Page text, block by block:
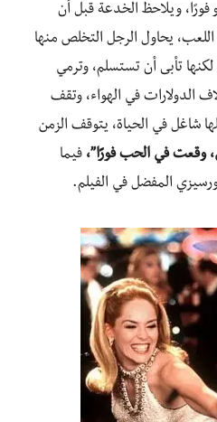
فورًا، ويلاحظ الخدعة قبل أن
يحاول الرجل التخلص منها
تأبى أن تستسلم، وترمي
الدولارات في الهواء، وتقف
شاغل في الحياة، يتوقف الزمن
وقعت في الحب فورًا”، فيما
المفضل في الفيلم.